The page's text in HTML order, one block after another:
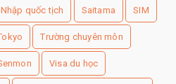
Nhập quốc tịch Saitama SIM
Trường chuyên môn
Visa du học